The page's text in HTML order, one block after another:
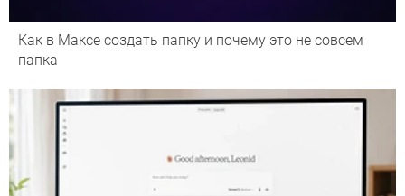
Как в Максе создать папку и почему это не совсем
папка